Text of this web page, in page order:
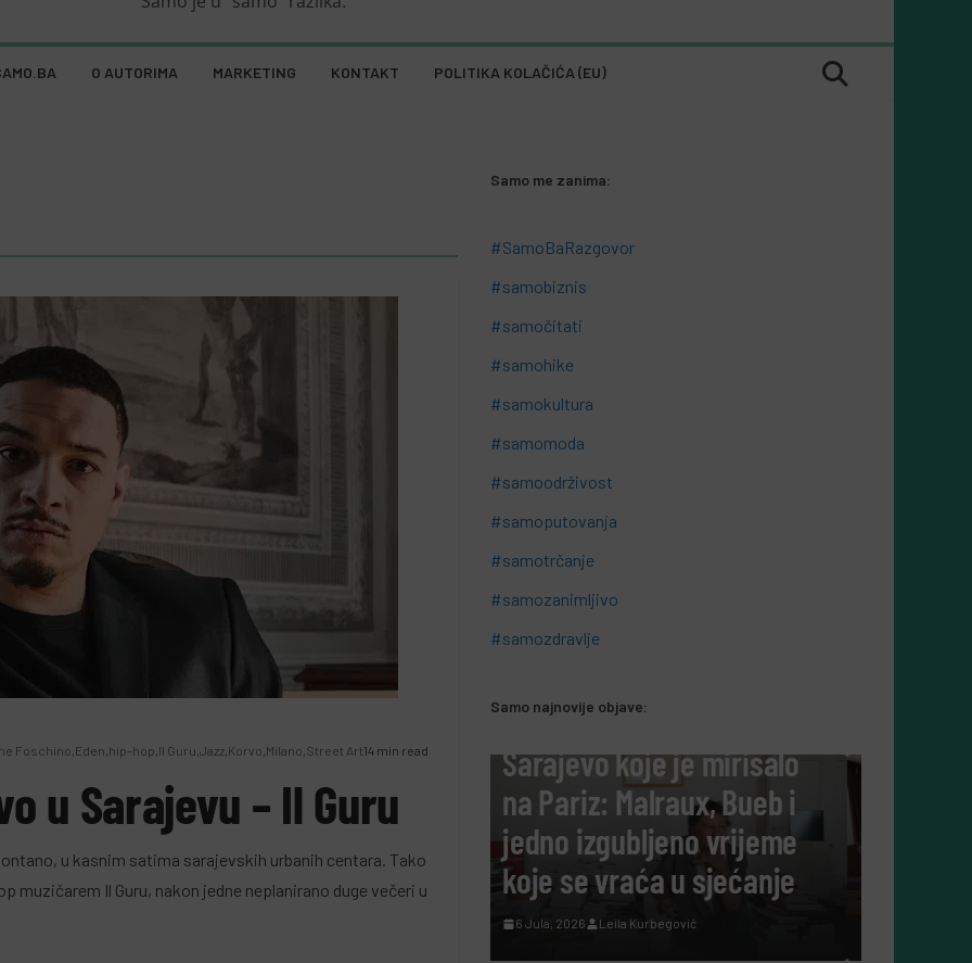
O AUTORIMA MARKETING KONTAKT POLITIKA KOLAČIĆA (EU)
Foschino,Eden,hip-hop,Il Guru,Jazz,Korvo,Milano,Street Art14 min read
u Sarajevu – Il Guru
u kasnim satima sarajevskih urbanih centara. Tako
Il Guru, nakon jedne neplanirano duge večeri u
Samo me zanima:
#SamoBaRazgovor
#samobiznis
#samočitati
#samohike
#samokultura
#samomoda
#samoodrživost
#samoputovanja
#samotrčanje
#samozanimljivo
#samozdravlje
Samo najnovije objave:
u BiH:
e-
Sarajevo koje je mirisalo
na Pariz: Malraux, Bueb i
jedno izgubljeno vrijeme
koje se vraća u sjećanje
#SAMOKULTURA
Tako su govorili: Šta nam
danas govore ljudi koji su
cijeli život posvetili
nauci?
7 Augusta, 2026